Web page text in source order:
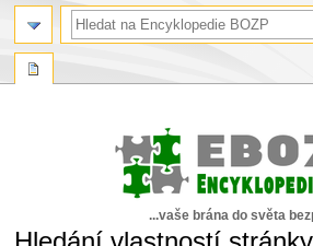
...vaše brána do světa